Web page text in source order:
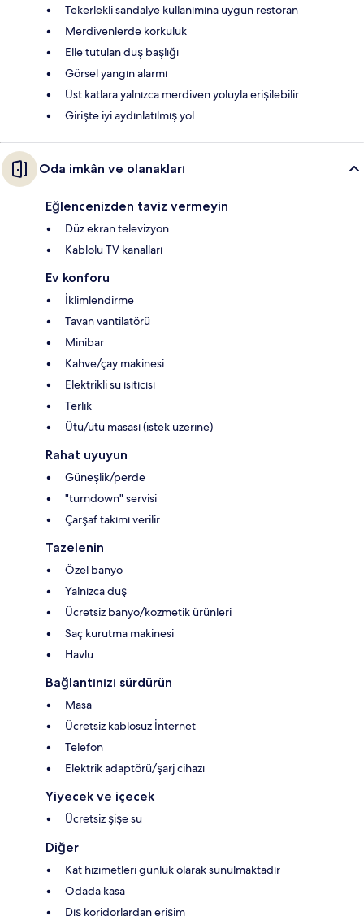
Tekerlekli sandalye kullanımına uygun restoran
Merdivenlerde korkuluk
Elle tutulan duş başlığı
Görsel yangın alarmı
Üst katlara yalnızca merdiven yoluyla erişilebilir
Girişte iyi aydınlatılmış yol
Oda imkân ve olanakları
Eğlencenizden taviz vermeyin
Düz ekran televizyon
Kablolu TV kanalları
Ev konforu
İklimlendirme
Tavan vantilatörü
Minibar
Kahve/çay makinesi
Elektrikli su ısıtıcısı
Terlik
Ütü/ütü masası (istek üzerine)
Rahat uyuyun
Güneşlik/perde
"turndown" servisi
Çarşaf takımı verilir
Tazelenin
Özel banyo
Yalnızca duş
Ücretsiz banyo/kozmetik ürünleri
Saç kurutma makinesi
Havlu
Bağlantınızı sürdürün
Masa
Ücretsiz kablosuz İnternet
Telefon
Elektrik adaptörü/şarj cihazı
Yiyecek ve içecek
Ücretsiz şişe su
Diğer
Kat hizimetleri günlük olarak sunulmaktadır
Odada kasa
Dış koridorlardan erişim